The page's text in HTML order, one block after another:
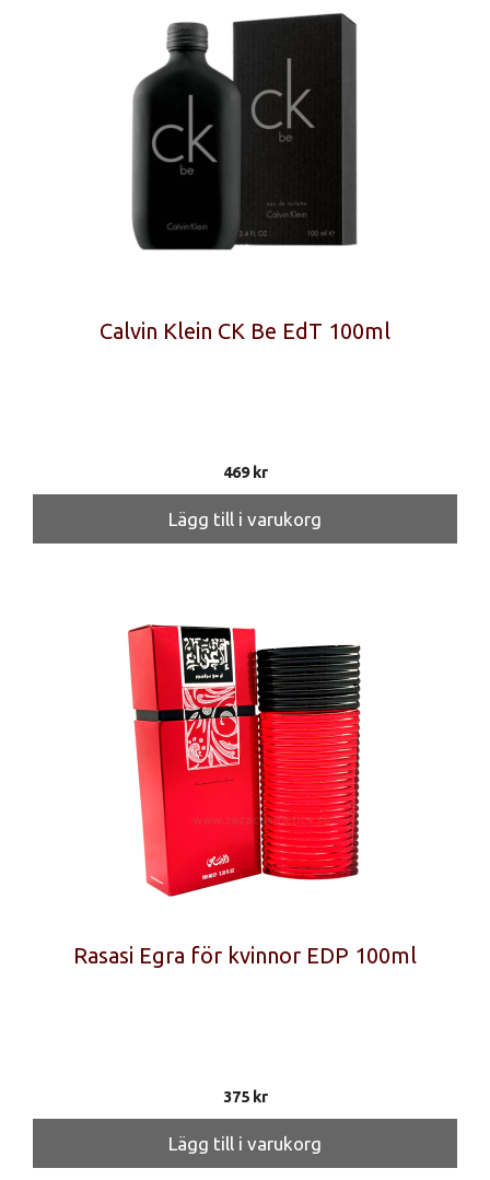
Calvin Klein CK Be EdT 100ml
469kr
Lägg till i varukorg
Rasasi Egra för kvinnor EDP 100ml
375 kr
Lägg till i varukorg